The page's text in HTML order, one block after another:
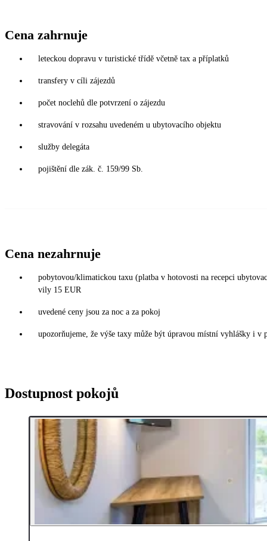
Cena zahrnuje
leteckou dopravu v turistické třídě včetně tax a příplatků
transfery v cíli zájezdů
počet noclehů dle potvrzení o zájezdu
stravování v rozsahu uvedeném u ubytovacího objektu
služby delegáta
pojištění dle zák. č. 159/99 Sb.
Cena nezahrnuje
pobytovou/klimatickou taxu (platba v hotovosti na recepci
vily 15 EUR
uvedené ceny jsou za noc a za pokoj
upozorňujeme, že výše taxy může být úpravou místní vyhlášky i
Dostupnost pokojů